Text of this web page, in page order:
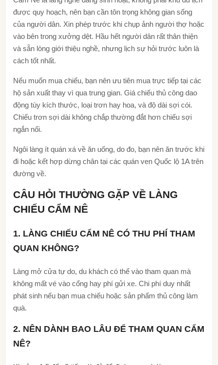
được quy hoạch, nên bạn cần tôn trọng không gian sống
của người dân. Xin phép trước khi chụp ảnh người thợ hoặc
vào bên trong xưởng dệt. Hầu hết người dân rất thân thiện
và sẵn lòng giới thiệu nghề, nhưng lịch sự hỏi trước luôn là
cách tốt nhất.
Nếu muốn mua chiếu, bạn nên ưu tiên mua trực tiếp tại các
hộ sản xuất thay vì qua trung gian. Giá chiếu thủ công dao
động tùy kích thước, loại trơn hay hoa, và độ dài sợi cói.
Chiếu trơn sợi dài không chắp thường đắt hơn chiếu sợi
ngắn nối.
Ngôi làng ít quán xá về ăn uống, do đo, bạn nên ăn trước khi
đi hoặc kết hợp dừng chân tại các quán ven Quốc lộ 1A trên
đường về.
CÂU HỎI THƯỜNG GẶP VỀ LÀNG
CHIẾU CẨM NÊ
1. LÀNG CHIẾU CẨM NÊ CÓ THU PHÍ THAM
QUAN KHÔNG?
Làng mở cửa tự do, du khách có thể vào tham quan mà
không mất vé vào cổng hay phí gửi xe. Chi phí duy nhất
phát sinh nếu bạn mua chiếu hoặc sản phẩm thủ công làm
quà.
2. NÊN DÀNH BAO LÂU ĐỂ THAM QUAN CẨM
NÊ?